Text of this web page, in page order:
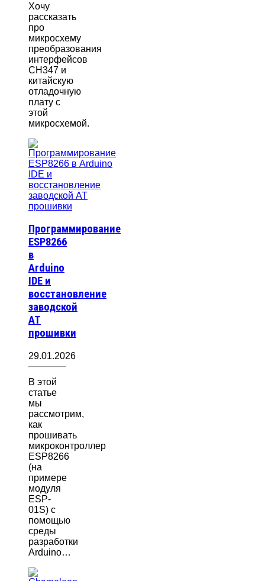
Хочу
рассказать
про
микросхему
преобразования
интерфейсов
CH347 и
китайскую
отладочную
плату с
этой
микросхемой.
Программирование
ESP8266
в
Arduino
IDE и
восстановление
заводской
AT
прошивки
29.01.2026
В этой
статье
мы
рассмотрим,
как
прошивать
микроконтроллер
ESP8266
(на
примере
модуля
ESP-
01S) с
помощью
среды
разработки
Arduino…